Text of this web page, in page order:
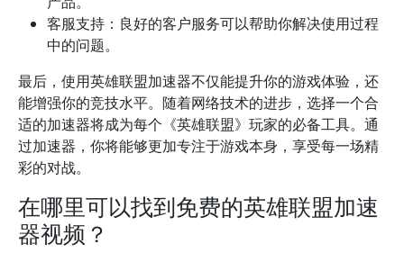
客服支持：良好的客户服务可以帮助你解决使用过程
中的问题。
最后，使用英雄联盟加速器不仅能提升你的游戏体验，还
能增强你的竞技水平。随着网络技术的进步，选择一个合
适的加速器将成为每个《英雄联盟》玩家的必备工具。通
过加速器，你将能够更加专注于游戏本身，享受每一场精
彩的对战。
在哪里可以找到免费的英雄联盟加速
器视频？